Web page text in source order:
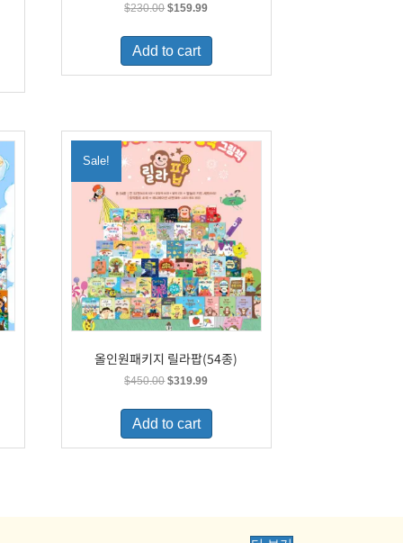
$230.00Original
was:
$230.00.
$159.99Current
is:
Add to cart
Sale!
올인원패키지 릴라팝(54종)
$450.00Original
was:
$450.00.
$319.99Current
is:
Add to cart